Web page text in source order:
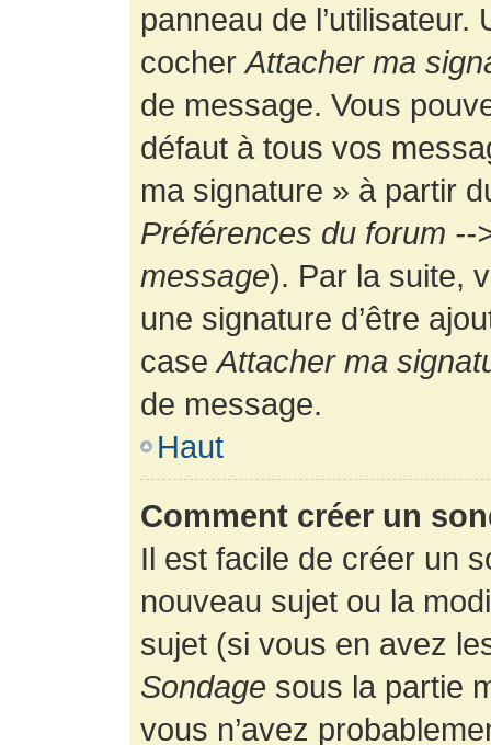
panneau de
cocherAttacher ma
de message. Vous
défaut à tous vos
ma signature » à partir
Préférences du forum
message). Par la suite,
une signature d’être
caseAttacher ma
de message.
Haut
Comment créer un
Il est facile de créer un
nouveau sujet ou la
sujet (si vous en avez
Sondage sous la partie
vous n’avez